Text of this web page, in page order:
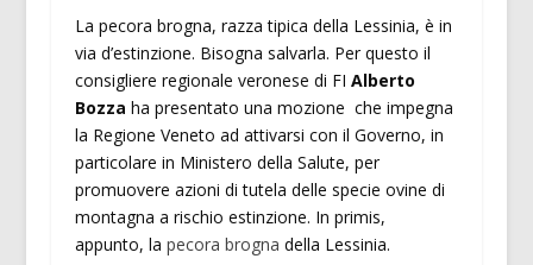
La pecora brogna, razza tipica della Lessinia, è in
via d’estinzione. Bisogna salvarla. Per questo il
consigliere regionale veronese di FI Alberto
Bozza ha presentato una mozione che impegna
la Regione Veneto ad attivarsi con il Governo, in
particolare in Ministero della Salute, per
promuovere azioni di tutela delle specie ovine di
montagna a rischio estinzione. In primis,
appunto, la pecora brogna della Lessinia.